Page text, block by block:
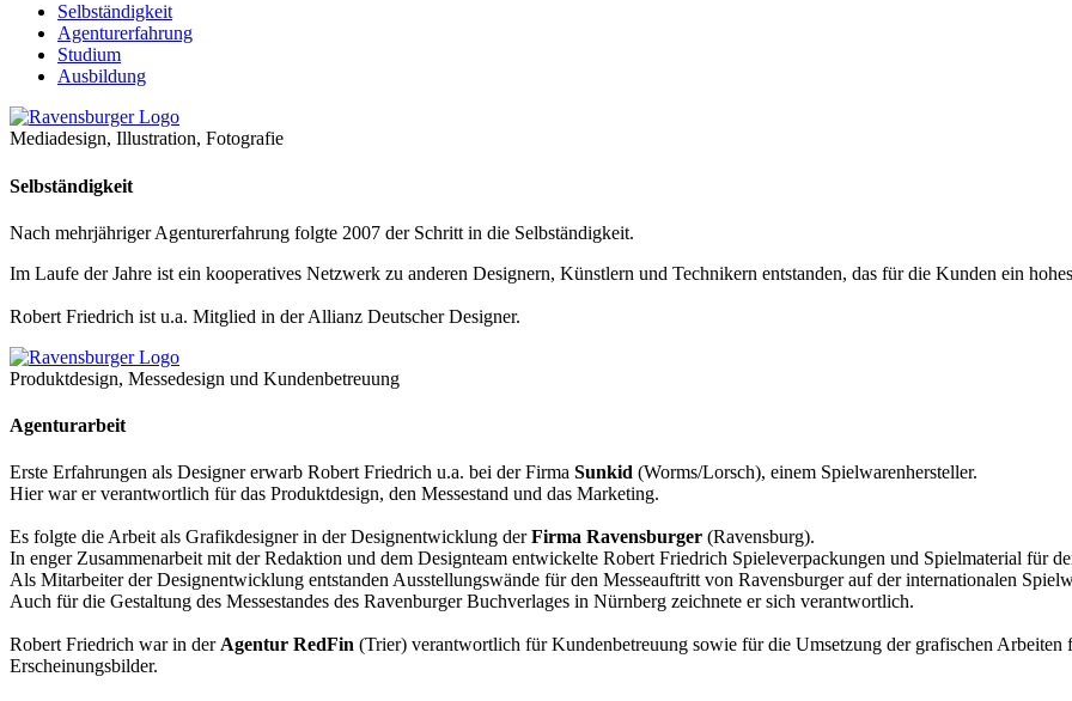
Selbständigkeit
Agenturerfahrung
Studium
Ausbildung
Mediadesign, Illustration, Fotografie
Selbständigkeit
Nach mehrjähriger Agenturerfahrung folgte 2007 der Schritt in die Selbständigkeit.
Im Laufe der Jahre ist ein kooperatives Netzwerk zu anderen Designern, Künstlern und Technikern entstanden, das für die Kunden ein
Robert Friedrich ist u.a. Mitglied in der Allianz Deutscher Designer.
Produktdesign, Messedesign und Kundenbetreuung
Agenturarbeit
Erste Erfahrungen als Designer erwarb Robert Friedrich u.a. bei der Firma Sunkid (Worms/Lorsch), einem Spielwarenhersteller.
Hier war er verantwortlich für das Produktdesign, den Messestand und das Marketing.
Es folgte die Arbeit als Grafikdesigner in der Designentwicklung derFirma Ravensburger (Ravensburg).
In enger Zusammenarbeit mit der Redaktion und dem Designteam entwickelte Robert Friedrich Spieleverpackungen und Spielmaterial für
Als Mitarbeiter der Designentwicklung entstanden Ausstellungswände für den Messeauftritt von Ravensburger auf der internationalen
Auch für die Gestaltung des Messestandes des Ravenburger Buchverlages in Nürnberg zeichnete er sich verantwortlich.
Robert Friedrich war in der Agentur RedFin (Trier) verantwortlich für Kundenbetreuung sowie für die Umsetzung der grafischen Arbeiten
Erscheinungsbilder.